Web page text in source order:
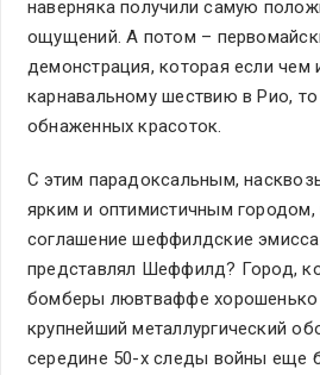
наверняка получили самую
ощущений. А потом –
демонстрация, которая если чем
карнавальному шествию в Рио,
обнаженных красоток.
С этим парадоксальным,
ярким и оптимистичным городом,
соглашение шеффилдские
представлял Шеффилд? Город,
бомберы лювтваффе
крупнейший металлургический
середине 50-х следы войны еще